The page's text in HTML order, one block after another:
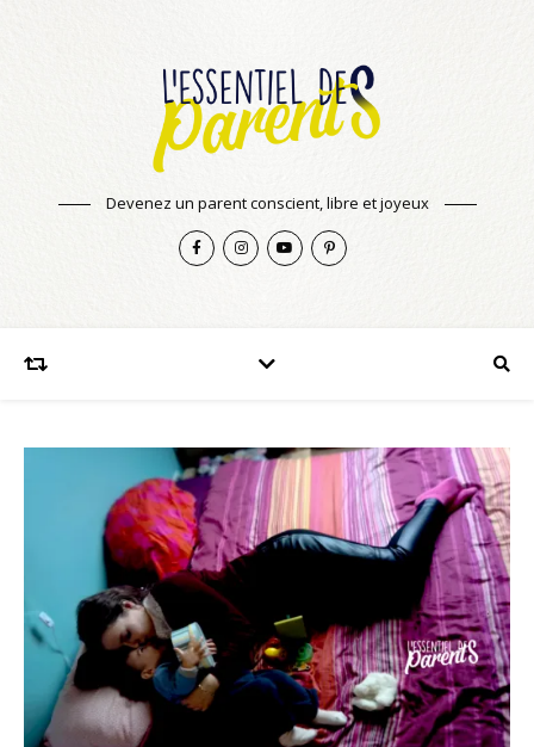
Devenez un parent conscient, libre et joyeux